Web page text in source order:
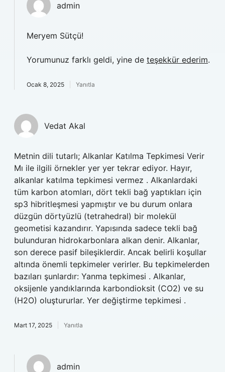
admin
Meryem Sütçü!
Yorumunuz farklı geldi, yine de teşekkür ederim.
Ocak 8, 2025 Yanıtla
Vedat Akal
Metnin dili tutarlı; Alkanlar Katılma Tepkimesi Verir
Mı ile ilgili örnekler yer yer tekrar ediyor. Hayır,
alkanlar katılma tepkimesi vermez . Alkanlardaki
tüm karbon atomları, dört tekli bağ yaptıkları için
sp3 hibritleşmesi yapmıştır ve bu durum onlara
düzgün dörtyüzlü (tetrahedral) bir molekül
geometisi kazandırır. Yapısında sadece tekli bağ
bulunduran hidrokarbonlara alkan denir. Alkanlar,
son derece pasif bileşiklerdir. Ancak belirli koşullar
altında önemli tepkimeler verirler. Bu tepkimelerden
bazıları şunlardır: Yanma tepkimesi . Alkanlar,
oksijenle yandıklarında karbondioksit (CO2) ve su
(H2O) oluştururlar. Yer değiştirme tepkimesi .
Mart 17, 2025 Yanıtla
admin